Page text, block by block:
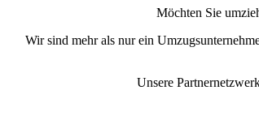
Möchten Sie
Wir sind mehr als nur ein
Unsere